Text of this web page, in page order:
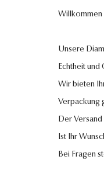
Willkommen
Unsere
Echtheit und
Wir bieten
Verpackung
Der
Ist Ihr
Bei Fragen